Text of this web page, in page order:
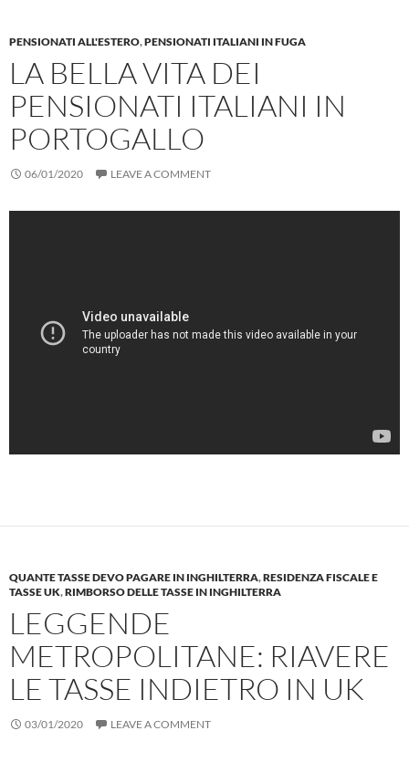
PENSIONATI ALL'ESTERO,PENSIONATI ITALIANI IN FUGA
LA BELLA VITA DEI
PENSIONATI ITALIANI IN
PORTOGALLO
06/01/2020 LEAVE A COMMENT
QUANTE TASSE DEVO PAGARE IN INGHILTERRA,RESIDENZA FISCALE E
TASSE UK,RIMBORSO DELLE TASSE IN INGHILTERRA
LEGGENDE
METROPOLITANE: RIAVERE
LE TASSE INDIETRO IN UK
03/01/2020 LEAVE A COMMENT